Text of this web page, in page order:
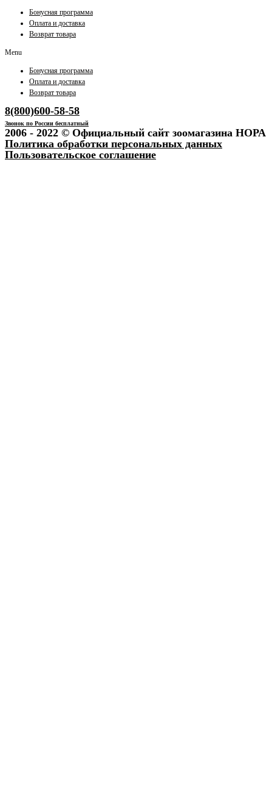
Бонусная программа
Оплата и доставка
Возврат товара
Menu
Бонусная программа
Оплата и доставка
Возврат товара
8(800)600-58-58
Звонок по России бесплатный
2006 - 2022 © Официальный сайт зоомагазина НОРА
Политика обработки персональных данных
Пользовательское соглашение